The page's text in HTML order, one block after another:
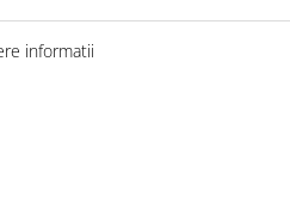
informatii